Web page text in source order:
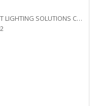
CURRENT LIGHTING SOLUTIONS CAN